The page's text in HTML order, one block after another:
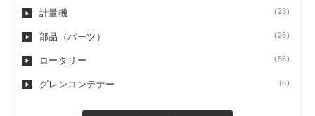
計量機 (23)
部品（パーツ） (26)
ロータリー (56)
グレンコンテナー (6)